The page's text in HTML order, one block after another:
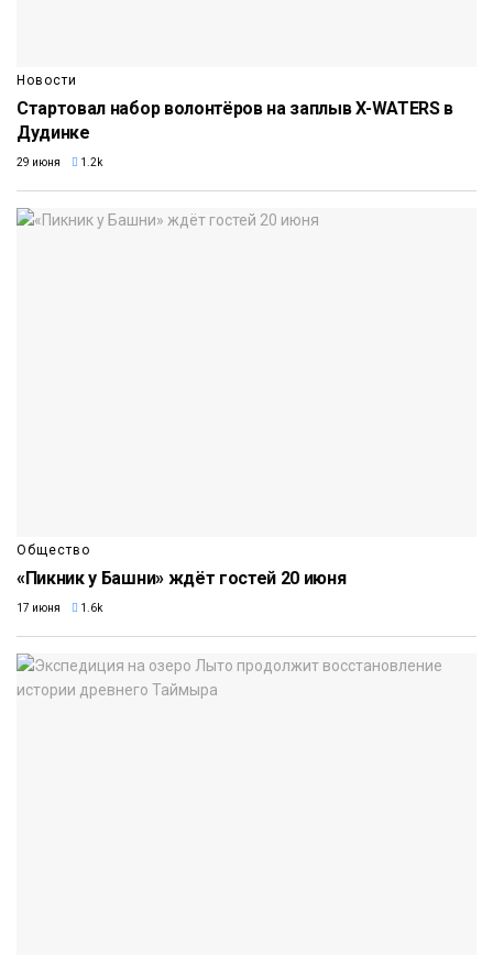
Новости
Стартовал набор волонтёров на заплыв X-WATERS в
Дудинке
29 июня 1.2k
Общество
«Пикник у Башни» ждёт гостей 20 июня
17 июня 1.6k